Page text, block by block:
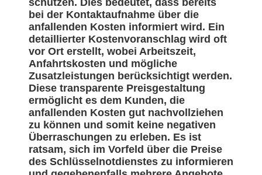
schützen. Dies bedeutet, dass bereits
bei der Kontaktaufnahme über die
anfallenden Kosten informiert wird. Ein
detaillierter Kostenvoranschlag wird oft
vor Ort erstellt, wobei Arbeitszeit,
Anfahrtskosten und mögliche
Zusatzleistungen berücksichtigt werden.
Diese transparente Preisgestaltung
ermöglicht es dem Kunden, die
anfallenden Kosten gut nachvollziehen
zu können und somit keine negativen
Überraschungen zu erleben. Es ist
ratsam, sich im Vorfeld über die Preise
des Schlüsselnotdienstes zu informieren